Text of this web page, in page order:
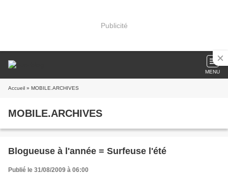
Publicité
MENU
Accueil » MOBILE.ARCHIVES
MOBILE.ARCHIVES
Blogueuse à l'année = Surfeuse l'été
Publié le 31/08/2009 à 06:00